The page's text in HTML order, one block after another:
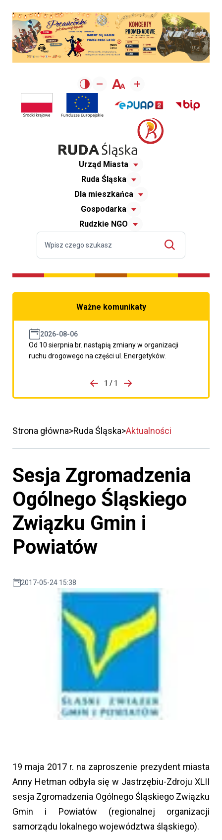
Urząd Miasta
Ruda Śląska
Dla mieszkańca
Gospodarka
Rudzkie NGO
Ważne komunikaty
2026-08-06
Od 10 sierpnia br. nastąpią zmiany w organizacji
ruchu drogowego na części ul. Energetyków.
porzpedniego komunikatu
1 / 1
Przejdź do następnego
Strona główna Ruda Śląska Aktualności
Sesja Zgromadzenia
Ogólnego Śląskiego
Związku Gmin i
Powiatów
2017-05-24 15:38
19 maja 2017 r. na zaproszenie prezydent miasta
Anny Hetman odbyła się w Jastrzębiu-Zdroju XLII
sesja Zgromadzenia Ogólnego Śląskiego Związku
Gmin i Powiatów (regionalnej organizacji
samorządu lokalnego województwa śląskiego).